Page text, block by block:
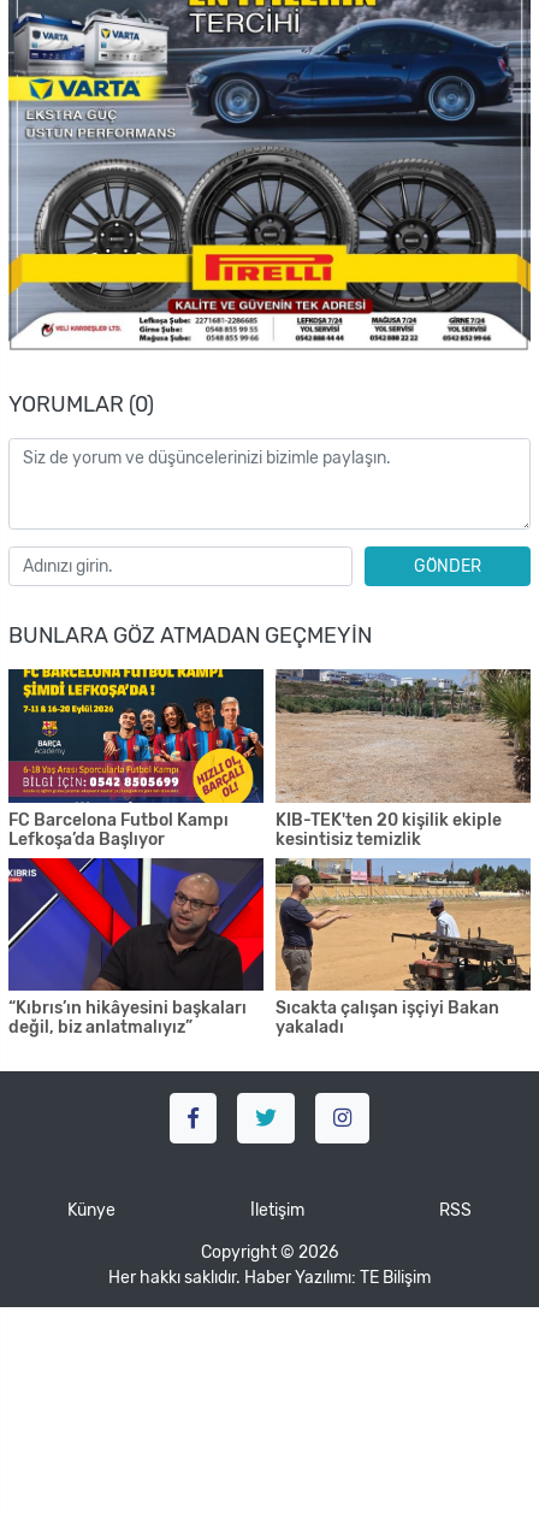
YORUMLAR (0)
GÖNDER
BUNLARA GÖZ ATMADAN GEÇMEYIN
FC Barcelona Futbol Kampı
Lefkoşa’da Başlıyor
KIB-TEK'ten 20 kişilik ekiple
kesintisiz temizlik
“Kıbrıs’ın hikâyesini başkaları
değil, biz anlatmalıyız”
Sıcakta çalışan işçiyi Bakan
yakaladı
Künye İletişim RSS
Copyright © 2026
Her hakkı saklıdır. Haber Yazılımı: TE Bilişim